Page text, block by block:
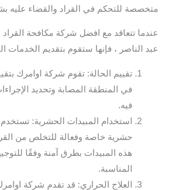
متخصصة للتحكم في القراد والقضاء عليه
عندما تتعاقد مع افضل شركة مكافحة
عبد الناصر ، فإنها ستقوم بتقديم الخدمات
تقييم الحالة: تقوم شركة اوامرك
في المنطقة المصابة وتحديد
فيه.
استخدام المبيدات الحشرية:
حشرية خاصة وفعالة للتخلص من
هذه المبيدات بطرق آمنة وفقًا
المناسبة.
العلاج الحراري: قد تقدم شركة